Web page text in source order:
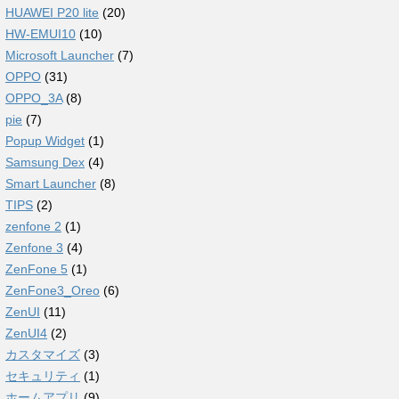
HUAWEI P20 lite (20)
HW-EMUI10 (10)
Microsoft Launcher (7)
OPPO (31)
OPPO_3A(8)
pie (7)
Popup Widget (1)
Samsung Dex (4)
Smart Launcher (8)
TIPS (2)
zenfone 2 (1)
Zenfone 3 (4)
ZenFone 5 (1)
ZenFone3_Oreo (6)
ZenUI (11)
ZenUI4 (2)
カスタマイズ (3)
セキュリティ (1)